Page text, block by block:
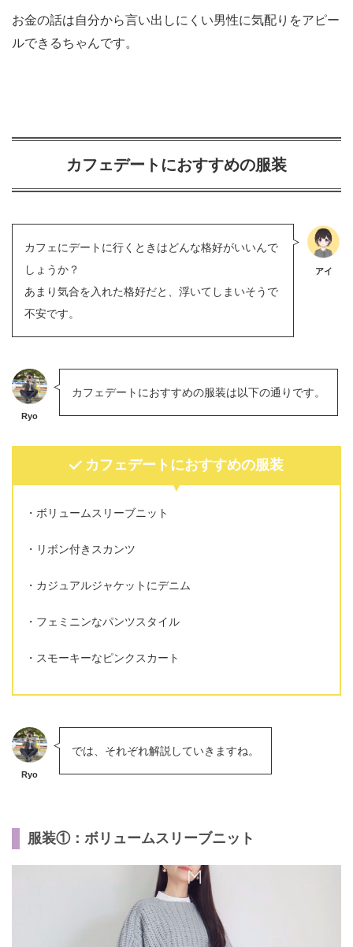
お金の話は自分から言い出しにくい男性に気配りをアピー
ルできるちゃんです。
カフェデートにおすすめの服装
カフェにデートに行くときはどんな格好がいいんで
しょうか？
あまり気合を入れた格好だと、浮いてしまいそうで
不安です。
アイ
Ryo
カフェデートにおすすめの服装は以下の通りです。
カフェデートにおすすめの服装
ボリュームスリーブニット
リボン付きスカンツ
カジュアルジャケットにデニム
フェミニンなパンツスタイル
スモーキーなピンクスカート
Ryo
では、それぞれ解説していきますね。
服装①：ボリュームスリーブニット